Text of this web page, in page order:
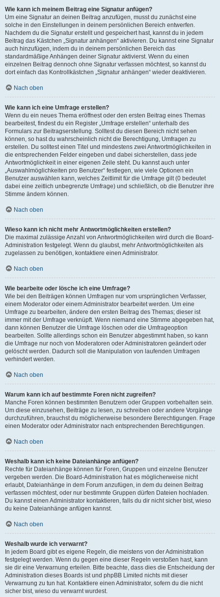
Wie kann ich meinem Beitrag eine Signatur anfügen?
Um eine Signatur an deinen Beitrag anzufügen, musst du zunächst eine
solche in den Einstellungen in deinem persönlichen Bereich entwerfen.
Nachdem du die Signatur erstellt und gespeichert hast, kannst du in jedem
Beitrag das Kästchen „Signatur anhängen“ aktivieren. Du kannst eine Signatur
auch hinzufügen, indem du in deinem persönlichen Bereich das
standardmäßige Anhängen deiner Signatur aktivierst. Wenn du einen
einzelnen Beitrag dennoch ohne Signatur verfassen möchtest, so kannst du
dort einfach das Kontrollkästchen „Signatur anhängen“ wieder deaktivieren.
Nach oben
Wie kann ich eine Umfrage erstellen?
Wenn du ein neues Thema eröffnest oder den ersten Beitrag eines Themas
bearbeitest, findest du ein Register „Umfrage erstellen“ unterhalb des
Formulars zur Beitragserstellung. Solltest du diesen Bereich nicht sehen
können, so hast du wahrscheinlich nicht die Berechtigung, Umfragen zu
erstellen. Du solltest einen Titel und mindestens zwei Antwortmöglichkeiten in
die entsprechenden Felder eingeben und dabei sicherstellen, dass jede
Antwortmöglichkeit in einer eigenen Zeile steht. Du kannst auch unter
„Auswahlmöglichkeiten pro Benutzer“ festlegen, wie viele Optionen ein
Benutzer auswählen kann, welches Zeitlimit für die Umfrage gilt (0 bedeutet
dabei eine zeitlich unbegrenzte Umfrage) und schließlich, ob die Benutzer ihre
Stimme ändern können.
Nach oben
Wieso kann ich nicht mehr Antwortmöglichkeiten erstellen?
Die maximal zulässige Anzahl von Antwortmöglichkeiten wird durch die Board-
Administration festgelegt. Wenn du glaubst, mehr Antwortmöglichkeiten als
zugelassen zu benötigen, kontaktiere einen Administrator.
Nach oben
Wie bearbeite oder lösche ich eine Umfrage?
Wie bei den Beiträgen können Umfragen nur vom ursprünglichen Verfasser,
einem Moderator oder einem Administrator bearbeitet werden. Um eine
Umfrage zu bearbeiten, ändere den ersten Beitrag des Themas; dieser ist
immer mit der Umfrage verknüpft. Wenn niemand eine Stimme abgegeben hat,
dann können Benutzer die Umfrage löschen oder die Umfrageoption
bearbeiten. Sollte allerdings schon ein Benutzer abgestimmt haben, so kann
die Umfrage nur noch von Moderatoren oder Administratoren geändert oder
gelöscht werden. Dadurch soll die Manipulation von laufenden Umfragen
verhindert werden.
Nach oben
Warum kann ich auf bestimmte Foren nicht zugreifen?
Manche Foren können bestimmten Benutzern oder Gruppen vorbehalten sein.
Um diese einzusehen, Beiträge zu lesen, zu schreiben oder andere Vorgänge
durchzuführen, brauchst du möglicherweise besondere Berechtigungen. Frage
einen Moderator oder Administrator nach entsprechenden Berechtigungen.
Nach oben
Weshalb kann ich keine Dateianhänge anfügen?
Rechte für Dateianhänge können für Foren, Gruppen und einzelne Benutzer
vergeben werden. Die Board-Administration hat es möglicherweise nicht
erlaubt, Dateianhänge in dem Forum anzufügen, in dem du deinen Beitrag
verfassen möchtest, oder nur bestimmte Gruppen dürfen Dateien hochladen.
Du kannst einen Administrator kontaktieren, falls du dir nicht sicher bist, wieso
du keine Dateianhänge anfügen kannst.
Nach oben
Weshalb wurde ich verwarnt?
In jedem Board gibt es eigene Regeln, die meistens von der Administration
festgelegt werden. Wenn du gegen eine dieser Regeln verstoßen hast, kann
sie dir eine Verwarnung erteilen. Bitte beachte, dass dies die Entscheidung der
Administration dieses Boards ist und phpBB Limited nichts mit dieser
Verwarnung zu tun hat. Kontaktiere einen Administrator, sofern du die nicht
sicher bist, wieso du verwarnt wurdest.